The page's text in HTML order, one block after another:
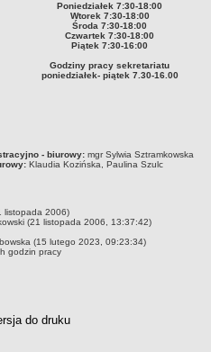
Poniedziałek 7:30-18:00
Wtorek 7:30-18:00
Środa 7:30-18:00
Czwartek 7:30-18:00
Piątek 7:30-16:00
Godziny pracy sekretariatu
poniedziałek- piątek 7.30-16.00
- biurowy: mgr Sylwia Sztramkowska
Klaudia Kozińska, Paulina Szulc
listopada 2006)
(21 listopada 2006, 13:37:42)
(15 lutego 2023, 09:23:34)
godzin pracy